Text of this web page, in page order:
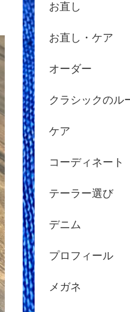
お直し
お直し・ケア
オーダー
クラシックのル
ケア
コーディネート
テーラー選び
デニム
プロフィール
メガネ